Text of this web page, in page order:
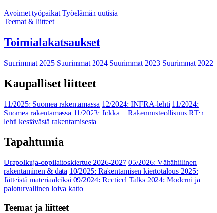
Avoimet työpaikat Työelämän uutisia
Teemat & liitteet
Toimialakatsaukset
Suurimmat 2025 Suurimmat 2024 Suurimmat 2023 Suurimmat 2022
Kaupalliset liitteet
11/2025: Suomea rakentamassa 12/2024: INFRA-lehti 11/2024:
Suomea rakentamassa 11/2023: Jokka − Rakennusteollisuus RT:n
lehti kestävästä rakentamisesta
Tapahtumia
Urapolkuja-oppilaitoskiertue 2026-2027 05/2026: Vähähiilinen
rakentaminen & data 10/2025: Rakentamisen kiertotalous 2025:
Jätteistä materiaaleiksi 09/2024: Recticel Talks 2024: Moderni ja
paloturvallinen loiva katto
Teemat ja liitteet